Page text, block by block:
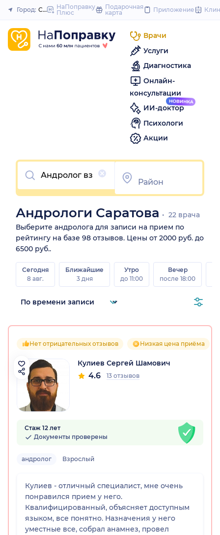
to
Закрыть
обл.)
Город: СаратовНаПоправку
Плюс
Подарочная
карта
Приложение
Врачи
Услуги
Диагностика
Онлайн-
консультации
ИИ-доктор
Психологи
Акции
Очистить
Андрологи Саратова
22 врача
Выберите андролога для записи на прием по
рейтингу на базе 98 отзывов. Цены от 2000 руб. до
6500 руб..
Сегодня
8 авг.
Ближайшие
3 дня
Утро
до 11:00
Вечер
после 18:00
Нет отрицательных отзывов Низкая цена приёма
Кулиев Сергей Шамович
4.6 13 отзывов
Стаж 12 лет
Документы проверены
андролог Взрослый
Кулиев - отличный специалист, мне очень
понравился прием у него.
Квалифицированный, объясняет доступным
языком, все понятно. Назначения у него
уместные все, собрал анамнез, провел